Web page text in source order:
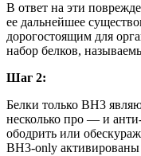
В ответ на эти
ее дальнейшее
дорогостоящим для
набор белков,
Шаг 2:
Белки только BH3
несколько про — и
ободрить или
BH3-only